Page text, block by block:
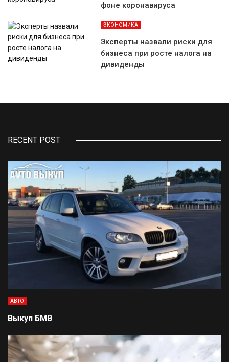
фоне коронавируса
ЭКОНОМИКА
Эксперты назвали риски для
бизнеса при росте налога на
дивиденды
RECENT POST
АВТО
Выкуп БМВ